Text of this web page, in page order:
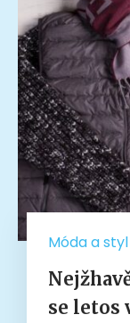
Móda a styl
se letos